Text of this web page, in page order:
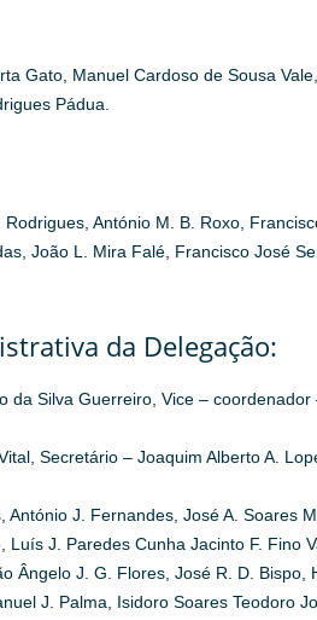
Gato, Manuel Cardoso de Sousa
Pádua.
António M. B. Roxo,
João L. Mira Falé, Francisco José
da Delegação:
da Silva Guerreiro, Vice –
Secretário – Joaquim Alberto A.
J. Fernandes, José A. Soares
J. Paredes Cunha Jacinto F. Fino
Ângelo J. G. Flores, José R. D. Bispo,
J. Palma, Isidoro Soares Teodoro